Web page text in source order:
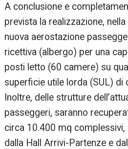
A conclusione e
prevista la realizzazione,
nuova aerostazione
ricettiva (albergo) per una
posti letto (60 camere) su
superficie utile lorda (SUL) di
Inoltre, delle strutture
passeggeri, saranno
circa 10.400 mq
dalla Hall Arrivi-Partenze e